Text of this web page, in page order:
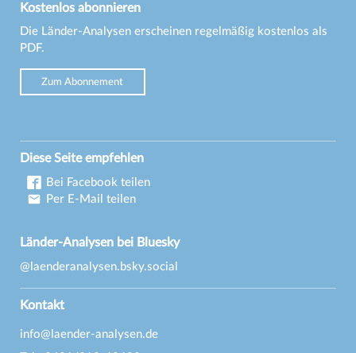
Kostenlos abonnieren
Die Länder-Analysen erscheinen regelmäßig kostenlos als
PDF.
Zum Abonnement
Diese Seite empfehlen
Bei Facebook teilen
Per E-Mail teilen
Länder-Analysen bei Bluesky
@laenderanalysen.bsky.social
Kontakt
info@laender-analysen.de